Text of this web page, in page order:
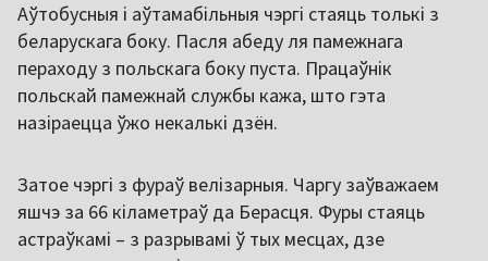
Аўтобусныя і аўтамабільныя чэргі стаяць толькі з
беларускага боку. Пасля абеду ля памежнага
пераходу з польскага боку пуста. Працаўнік
польскай памежнай службы кажа, што гэта
назіраецца ўжо некалькі дзён.
Затое чэргі з фураў велізарныя. Чаргу заўважаем
яшчэ за 66 кіламетраў да Берасця. Фуры стаяць
астраўкамі – з разрывамі ў тых месцах, дзе